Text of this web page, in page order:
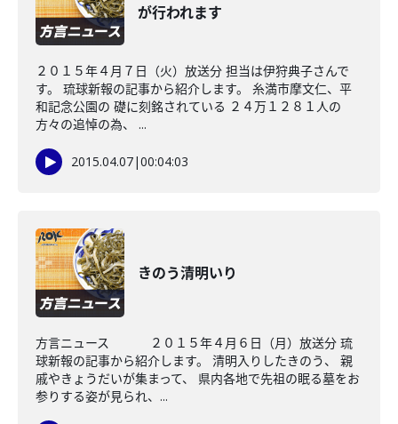
が行われます
２０１５年４月７日（火）放送分 担当は伊狩典子さんで
す。 琉球新報の記事から紹介します。 糸満市摩文仁、平
和記念公園の 礎に刻銘されている ２４万１２８１人の
方々の追悼の為、 ...
2015.04.07|00:04:03
きのう清明いり
方言ニュース ２０１５年４月６日（月）放送分 琉
球新報の記事から紹介します。 清明入りしたきのう、 親
戚やきょうだいが集まって、 県内各地で先祖の眠る墓をお
参りする姿が見られ、...